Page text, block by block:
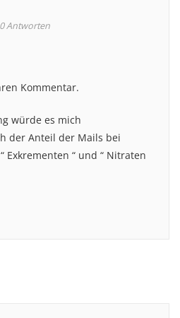
Antworten
Kommentar.
würde es mich
der Anteil der Mails bei
Exkrementen “ und “ Nitraten